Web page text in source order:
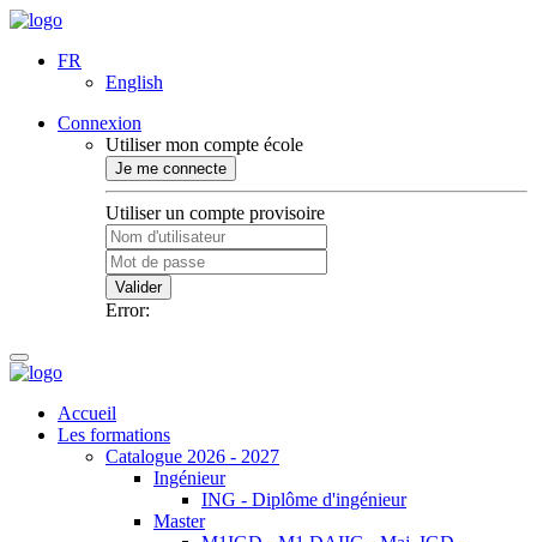
FR
English
Connexion
Utiliser mon compte école
Je me connecte
Utiliser un compte provisoire
Valider
Error:
Accueil
Les formations
Catalogue 2026 - 2027
Ingénieur
ING - Diplôme d'ingénieur
Master